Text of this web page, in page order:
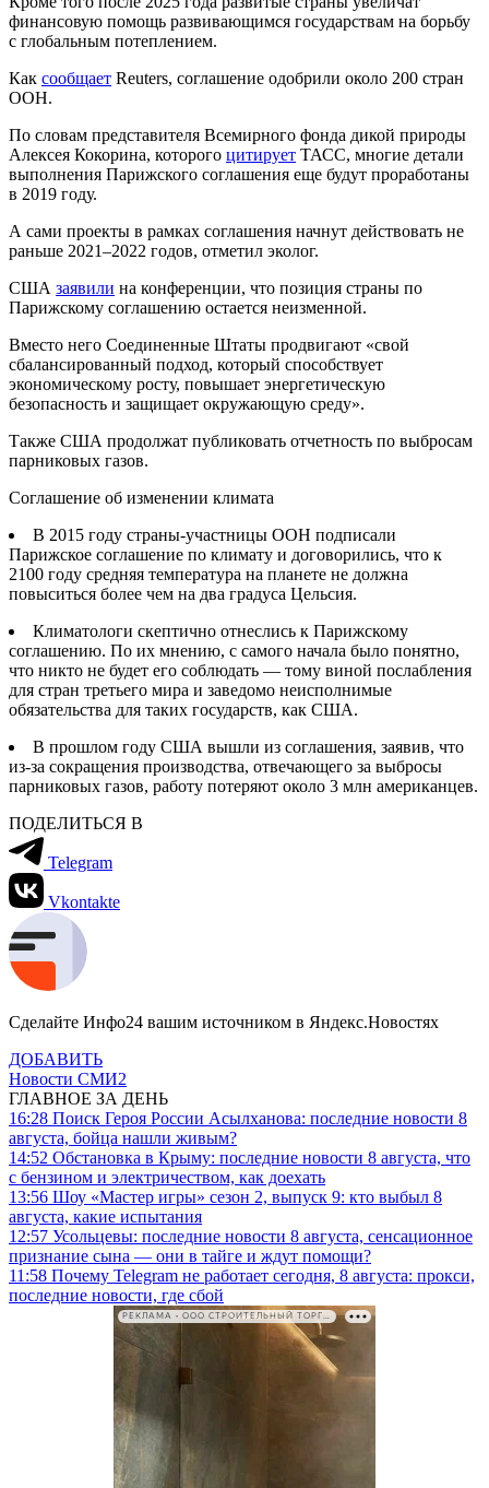
финансовую помощь развивающимся государствам на борьбу
с глобальным потеплением.
Как сообщает Reuters, соглашение одобрили около 200 стран
ООН.
По словам представителя Всемирного фонда дикой природы
Алексея Кокорина, которого цитирует ТАСС, многие детали
выполнения Парижского соглашения еще будут проработаны
в 2019 году.
А сами проекты в рамках соглашения начнут действовать не
раньше 2021–2022 годов, отметил эколог.
США заявили на конференции, что позиция страны по
Парижскому соглашению остается неизменной.
Вместо него Соединенные Штаты продвигают «свой
сбалансированный подход, который способствует
экономическому росту, повышает энергетическую
безопасность и защищает окружающую среду».
Также США продолжат публиковать отчетность по выбросам
парниковых газов.
Соглашение об изменении климата
В 2015 году страны-участницы ООН подписали
Парижское соглашение по климату и договорились, что к
2100 году средняя температура на планете не должна
повыситься более чем на два градуса Цельсия.
Климатологи скептично отнеслись к Парижскому
соглашению. По их мнению, с самого начала было понятно,
что никто не будет его соблюдать — тому виной послабления
для стран третьего мира и заведомо неисполнимые
обязательства для таких государств, как США.
В прошлом году США вышли из соглашения, заявив, что
из-за сокращения производства, отвечающего за выбросы
парниковых газов, работу потеряют около 3 млн американцев.
ПОДЕЛИТЬСЯ В
Telegram
Vkontakte
Сделайте Инфо24 вашим источником в Яндекс.Новостях
ДОБАВИТЬ
Новости СМИ2
ГЛАВНОЕ ЗА ДЕНЬ
16:28 Поиск Героя России Асылханова: последние новости 8
августа, бойца нашли живым?
14:52 Обстановка в Крыму: последние новости 8 августа, что
с бензином и электричеством, как доехать
13:56 Шоу «Мастер игры» сезон 2, выпуск 9: кто выбыл 8
августа, какие испытания
12:57 Усольцевы: последние новости 8 августа, сенсационное
признание сына — они в тайге и ждут помощи?
11:58 Почему Telegram не работает сегодня, 8 августа: прокси,
последние новости, где сбой
РЕКЛАМА • ООО СТРОИТЕЛЬНЫЙ ТОРГОВЫЙ ДОМ «ПЕТРОВИЧ». ИНН: 7802348846